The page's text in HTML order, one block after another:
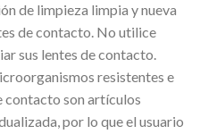
de limpieza limpia y nueva
de contacto. No utilice
sus lentes de contacto.
resistentes e
contacto son artículos
por lo que el usuario